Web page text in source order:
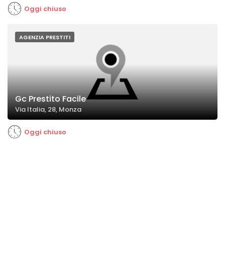
Oggi chiuso
AGENZIA PRESTITI
Gc Prestito Facile
Via Italia, 28, Monza
Oggi chiuso